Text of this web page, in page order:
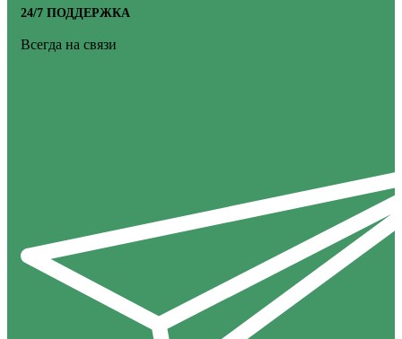
24/7 ПОДДЕРЖКА
Всегда на связи